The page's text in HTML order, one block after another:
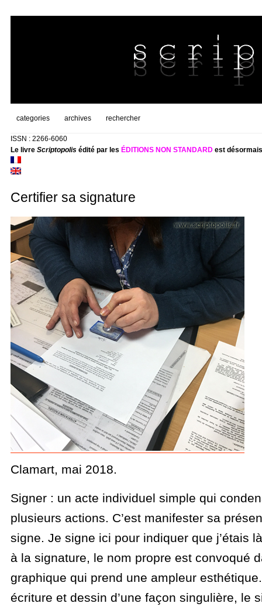
categories archives rechercher
ISSN : 2266-6060
Le livre Scriptopolisédité par les ÉDITIONS NON STANDARDest
Certifier sa signature
Clamart, mai 2018.
Signer : un acte individuel simple qui
plusieurs actions. C’est manifester sa
signe. Je signe ici pour indiquer que j’étais
à la signature, le nom propre est convoqué
graphique qui prend une ampleur
écriture et dessin d’une façon singulière, le